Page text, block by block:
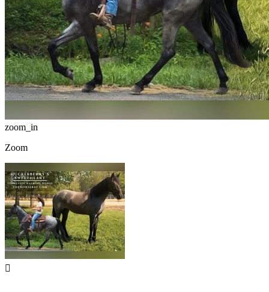
zoom_in
Zoom
